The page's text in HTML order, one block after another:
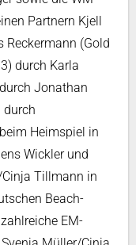
Partnern Kjell
Reckermann (Gold
durch Karla
Jonathan
durch
Heimspiel in
Wickler und
Tillmann in
Beach-
EM-